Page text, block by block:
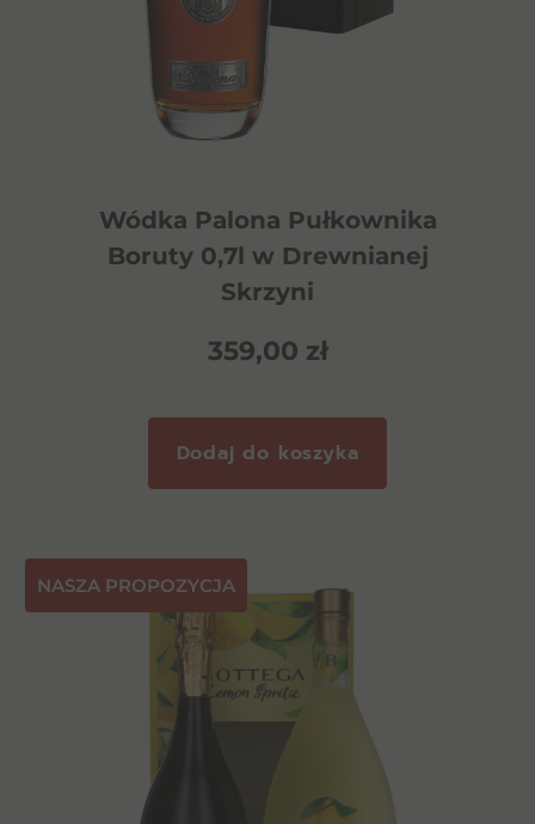
Wódka Palona Pułkownika
Boruty 0,7l w Drewnianej
Skrzyni
359,00 zł
Dodaj do koszyka
NASZA PROPOZYCJA